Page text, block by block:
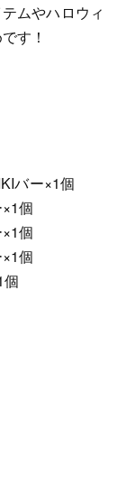
ムやハロウィ
す！
バー×1個
個
個
個